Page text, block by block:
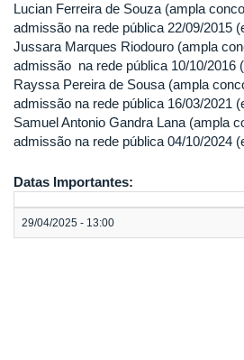
Lucian Ferreira de Souza (ampla
admissão na rede pública 22/09/2015
Jussara Marques Riodouro (ampla
admissão na rede pública 10/10/2016
Rayssa Pereira de Sousa (ampla
admissão na rede pública 16/03/2021
Samuel Antonio Gandra Lana (ampla
admissão na rede pública 04/10/2024
Datas Importantes:
29/04/2025 - 13:00